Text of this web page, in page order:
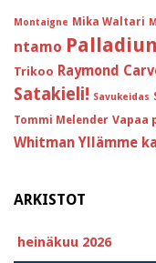
Montaigne Mika Waltari
ntamo
Trikoo Raymond
Satakieli! Savukeidas
Tommi Melender Vapaa
Whitman Yllämme
ARKISTOT
heinäkuu 2026